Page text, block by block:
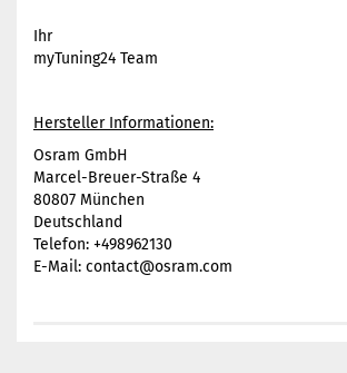
Ihr
myTuning24 Team
Hersteller Informationen:
Osram GmbH
Marcel-Breuer-Straße 4
80807 München
Deutschland
Telefon: +498962130
E-Mail: contact@osram.com